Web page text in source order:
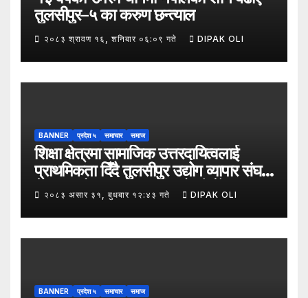
तुलसीपुर–५ का करुण छन्त्याल
२०८३ श्रावण १६, शनिबार ०६:०९ गते DIPAK OLI
BANNER प्रदेश ५ समाचार समाज
शिक्षा क्षेत्रमा सामाजिक उत्तरदायित्वलाई
प्राथमिकता दिँदै तुलसीपुर उद्योग व्यापार संघले
नेपाल उद्योग व्यापार महासंघको पाँचौँ स्थापना
दिवसको अवसर पारेर तुलसीपुर
उपमहानगरपालिका–५, गैरापातु स्थित श्री
जनश्रमिक आ बि विद्यालयका विद्यार्थीहरूलाई
२०८३ असार ३१, बुधबार १२:४३ गते DIPAK OLI
BANNER प्रदेश ५ समाचार समाज